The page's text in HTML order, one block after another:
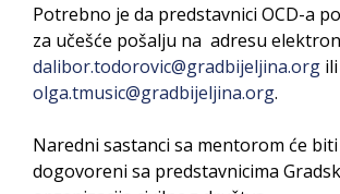
Potrebno je da predstavnici OCD-a
za učešće pošalju na adresu
dalibor.todorovic@gradbijeljina.org ili
olga.tmusic@gradbijeljina.org.
Naredni sastanci sa mentorom će
dogovoreni sa predstavnicima